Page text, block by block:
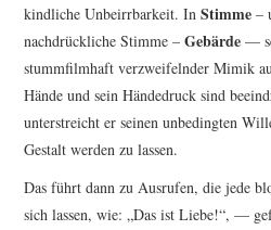
kindliche Unbeirrbarkeit. In Stimme­–
nachdrückliche Stimme –Gebärde —
stummfilmhaft verzweifelnder Mimik
Hände und sein Händedruck sind
unterstreicht er seinen unbedingten
Gestalt werden zu lassen.
Das führt dann zu Ausrufen, die jede
sich lassen, wie: „Das ist Liebe!“, —